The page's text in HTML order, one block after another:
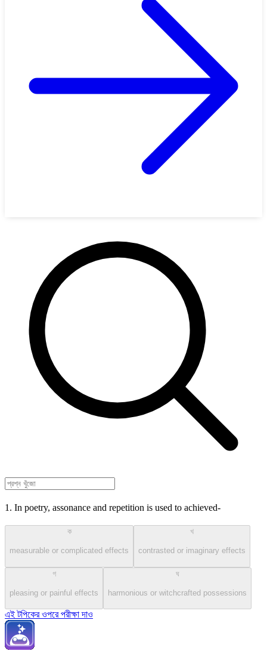
1. In poetry, assonance and repetition is used to achieved-
ক
measurable or complicated effects
খ
contrasted or imaginary effects
গ
pleasing or painful effects
ঘ
harmonious or witchcrafted possessions
এই টপিকের ওপরে পরীক্ষা দাও